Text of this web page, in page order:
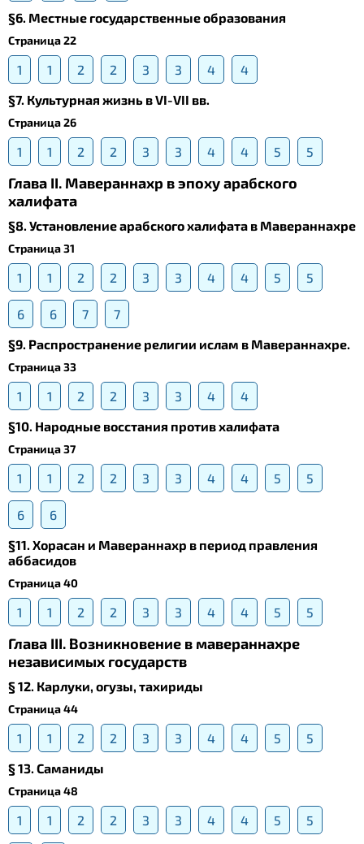
§6. Местные государственные образования
Страница 22
1 1 2 2 3 3 4
4
§7. Культурная жизнь в VI-VII вв.
Страница 26
1 1 2 2 3 3 4 4 5 5
Глава II. Мавераннахр в эпоху арабского
халифата
§8. Установление арабского халифата в Мавераннахре
Страница 31
1 1 2 2 3 3 4 4 5 5
6 6 7
7
§9. Распространение религии ислам в Мавераннахре.
Страница 33
1 1 2 2 3 3 4
4
§10. Народные восстания против халифата
Страница 37
1 1 2 2 3 3 4 4 5 5
6
6
§11. Хорасан и Мавераннахр в период правления
аббасидов
Страница 40
1 1 2 2 3 3 4 4 5 5
Глава III. Возникновение в мавераннахре
независимых государств
§ 12. Карлуки, огузы, тахириды
Страница 44
1 1 2 2 3 3 4 4 5
5
§ 13. Саманиды
Страница 48
1 1 2 2 3 3 4 4 5 5